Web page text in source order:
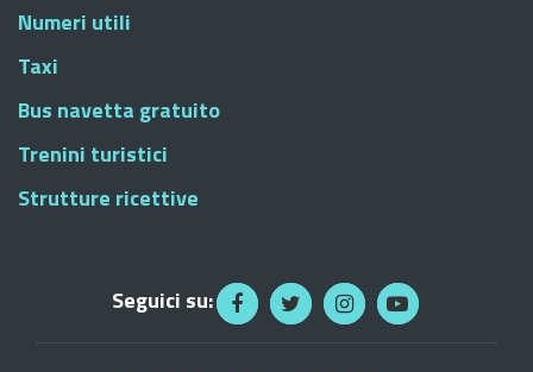
Numeri utili
Taxi
Bus navetta gratuito
Trenini turistici
Strutture ricettive
Seguici su: